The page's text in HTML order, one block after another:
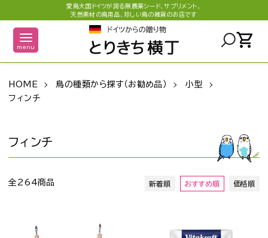
愛鳥大国ドイツが誇る無農薬シード、サプリメント、
天然素材の鳥用品、珍しい鳥の雑貨のお店です
menu shopping_cart
HOME 鳥の種類から探す（お勧め品）
小型
フィンチ
フィンチ
全264商品 新着順 おすすめ順 価格順